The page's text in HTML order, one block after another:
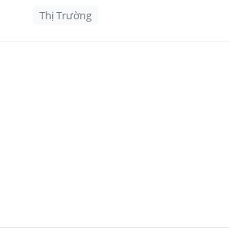
hảo của dòng máy ảnhSony Alpha,
Thị Trường